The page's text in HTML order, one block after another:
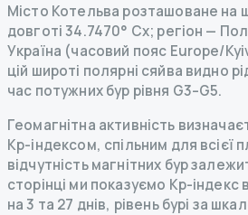
Місто Котельва розташоване на
довготі 34.7470° Сх; регіон —
Україна (часовий пояс Europe/
цій широті полярні сяйва видно
час потужних бур рівня G3–G5.
Геомагнітна активність
Kp-індексом, спільним для всієї
відчутність магнітних бур
сторінці ми показуємо Kp-індекс
на 3 та 27 днів, рівень бурі за